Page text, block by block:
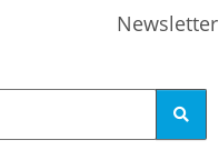
Newsletter